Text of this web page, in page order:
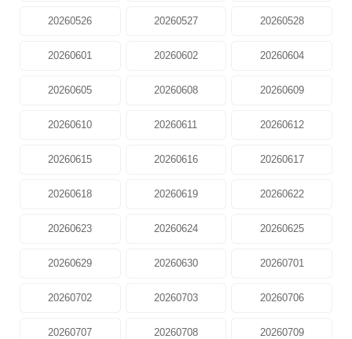
20260526 20260527 20260528
20260601 20260602 20260604
20260605 20260608 20260609
20260610 20260611 20260612
20260615 20260616 20260617
20260618 20260619 20260622
20260623 20260624 20260625
20260629 20260630 20260701
20260702 20260703 20260706
20260707 20260708 20260709